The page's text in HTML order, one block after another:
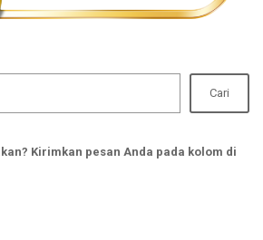
Cari
Kirimkan pesan Anda pada kolom di